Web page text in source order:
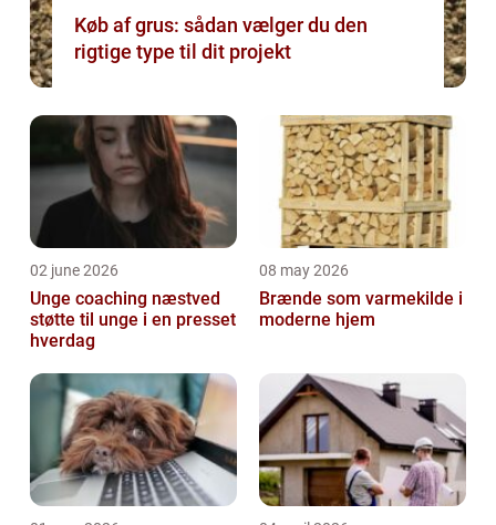
Køb af grus: sådan vælger du den
rigtige type til dit projekt
02 june 2026
Unge coaching næstved
støtte til unge i en presset
hverdag
08 may 2026
Brænde som varmekilde i
moderne hjem